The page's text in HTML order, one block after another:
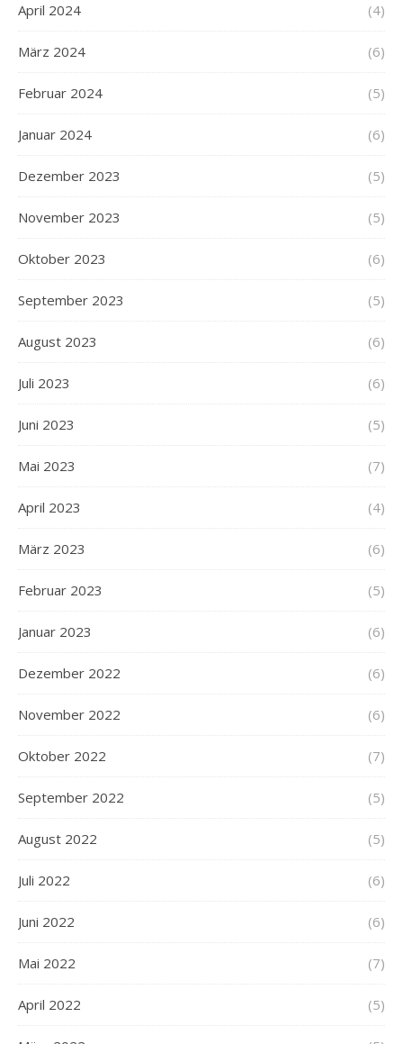
April 2024 (4)
März 2024 (6)
Februar 2024 (5)
Januar 2024 (6)
Dezember 2023 (5)
November 2023 (5)
Oktober 2023 (6)
September 2023 (5)
August 2023 (6)
Juli 2023 (6)
Juni 2023 (5)
Mai 2023 (7)
April 2023 (4)
März 2023 (6)
Februar 2023 (5)
Januar 2023 (6)
Dezember 2022 (6)
November 2022 (6)
Oktober 2022 (7)
September 2022 (5)
August 2022 (5)
Juli 2022 (6)
Juni 2022 (6)
Mai 2022 (7)
April 2022 (5)